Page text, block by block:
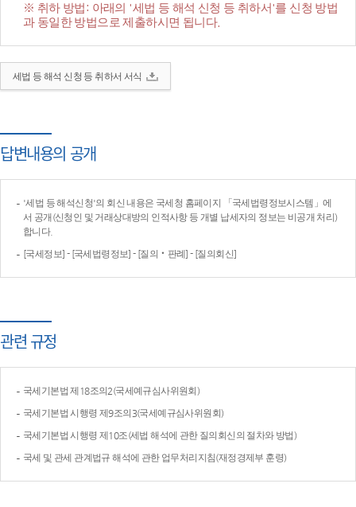
※ 취하 방법: 아래의 '세법 등 해석 신청 등 취하서'를 신청 방법
과 동일한 방법으로 제출하시면 됩니다.
세법 등 해석 신청 등 취하서 서식
답변내용의 공개
'세법 등 해석신청'의 회신 내용은 국세청 홈페이지 「국세법령정보시스템」에
서 공개(신청인 및 거래상대방의 인적사항 등 개별 납세자의 정보는 비공개 처리)
합니다.
[국세정보] - [국세법령정보] - [질의‧판례] - [질의회신]
관련 규정
국세기본법 제18조의2(국세예규심사위원회)
국세기본법 시행령 제9조의3(국세예규심사위원회)
국세기본법 시행령 제10조(세법 해석에 관한 질의회신의 절차와 방법)
국세 및 관세 관계법규 해석에 관한 업무처리지침(재정경제부 훈령)